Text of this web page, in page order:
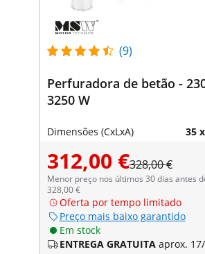
(9)
Perfuradora de betão -
3250 W
Dimensões (CxLxA) 35
312,00 €328,00 €
Menor preço nos últimos 30 dias antes
328,00 €
Oferta por tempo limitado
Preço mais baixo garantido
Em stock
ENTREGA GRATUITA aprox.